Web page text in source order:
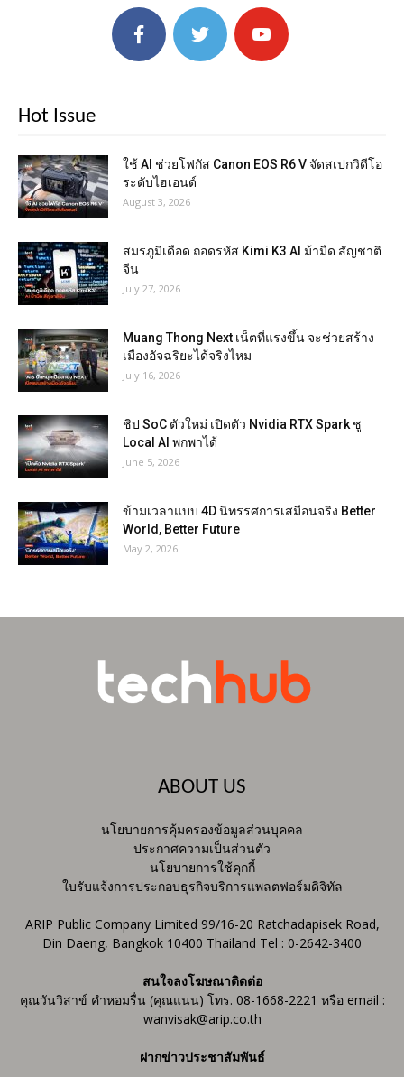
Hot Issue
ใช้ AI ช่วยโฟกัส Canon EOS R6 V จัดสเปกวิดีโอ
ระดับไฮเอนด์
August 3, 2026
สมรภูมิเดือด ถอดรหัส Kimi K3 AI ม้ามืด สัญชาติ
จีน
July 27, 2026
Muang Thong Next เน็ตที่แรงขึ้น จะช่วยสร้าง
เมืองอัจฉริยะได้จริงไหม
July 16, 2026
ชิป SoC ตัวใหม่ เปิดตัว Nvidia RTX Spark ชู
Local AI พกพาได้
June 5, 2026
ข้ามเวลาแบบ 4D นิทรรศการเสมือนจริง Better
World, Better Future
May 2, 2026
ABOUT US
นโยบายการคุ้มครองข้อมูลส่วนบุคคล
ประกาศความเป็นส่วนตัว
นโยบายการใช้คุกกี้
ใบรับแจ้งการประกอบธุรกิจบริการแพลตฟอร์มดิจิทัล
ARIP Public Company Limited 99/16-20 Ratchadapisek Road,
Din Daeng, Bangkok 10400 Thailand Tel : 0-2642-3400
สนใจลงโฆษณาติดต่อ
คุณวันวิสาข์ คำหอมรื่น (คุณแนน) โทร. 08-1668-2221 หรือ email :
wanvisak@arip.co.th
ฝากข่าวประชาสัมพันธ์